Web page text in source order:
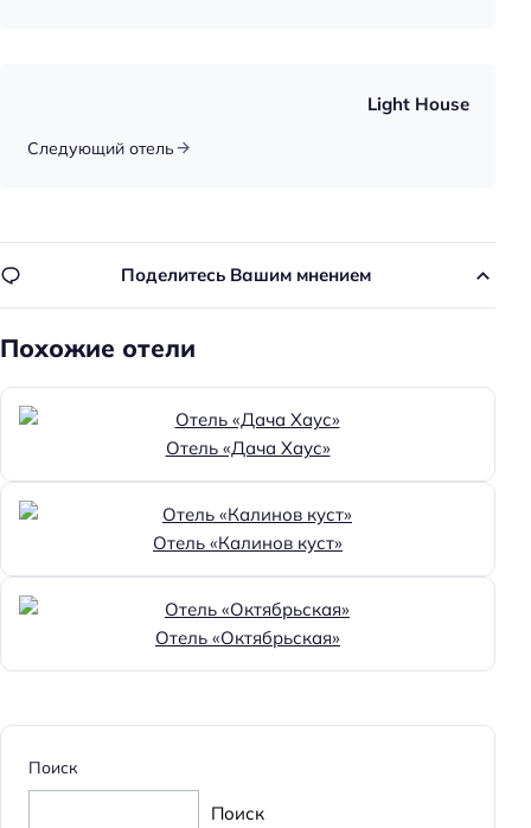
Light House
Следующий отель
Поделитесь Вашим мнением
Похожие отели
Отель «Дача Хаус»
Отель «Калинов куст»
Отель «Октябрьская»
Поиск
Поиск